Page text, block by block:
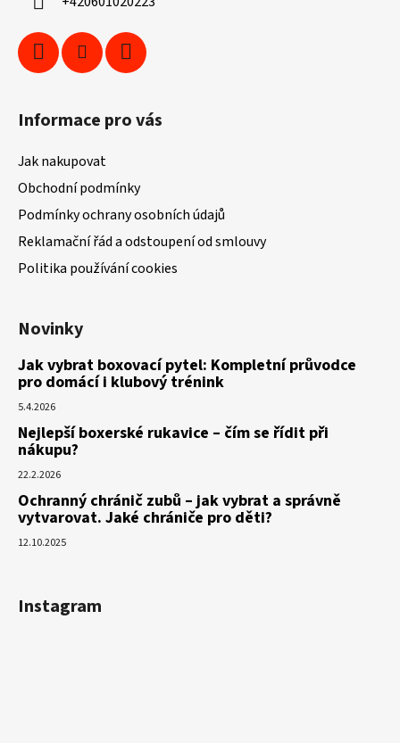
Informace pro vás
Jak nakupovat
Obchodní podmínky
Podmínky ochrany osobních údajů
Reklamační řád a odstoupení od smlouvy
Politika používání cookies
Novinky
Jak vybrat boxovací pytel: Kompletní průvodce
pro domácí i klubový trénink
5.4.2026
Nejlepší boxerské rukavice – čím se řídit při
nákupu?
22.2.2026
Ochranný chránič zubů – jak vybrat a správně
vytvarovat. Jaké chrániče pro děti?
12.10.2025
Instagram